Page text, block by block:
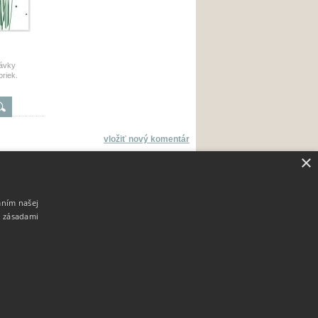
vložiť nový komentár
×
našej